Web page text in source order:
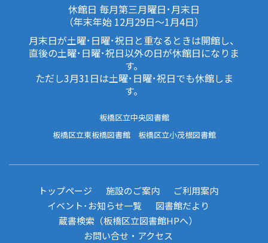
休館日 毎月第三月曜日･月末日
（年末年始 12月29日～1月4日）
月末日が土曜･日曜･祝日と重なるときは開館し、
直後の土曜･日曜･祝日以外の日が休館日になりま
す。
ただし3月31日は土曜･日曜･祝日でも休館しま
す。
板橋区立中央図書館
板橋区立東板橋図書館
板橋区立小茂根図書館
トップページ 施設のご案内
ご利用案内
イベント･お知らせ一覧
図書館だより
蔵書検索（板橋区立図書館HPへ）
お問い合せ・アクセス